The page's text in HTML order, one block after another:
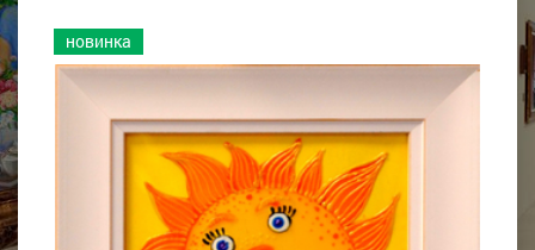
новинка